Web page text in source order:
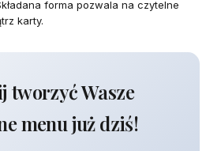
forma pozwala na czytelne
karty.
tworzyć Wasze
menu już dziś!